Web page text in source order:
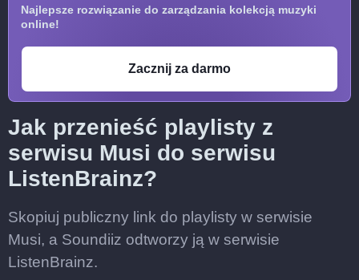
Najlepsze rozwiązanie do zarządzania kolekcją muzyki
online!
Zacznij za darmo
Jak przenieść playlisty z
serwisu Musi do serwisu
ListenBrainz?
Skopiuj publiczny link do playlisty w serwisie
Musi, a Soundiiz odtworzy ją w serwisie
ListenBrainz.